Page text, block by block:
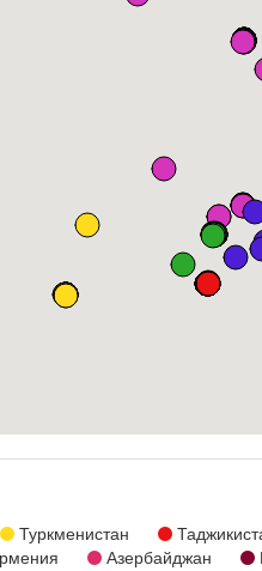
Туркменистан
Азербайджан